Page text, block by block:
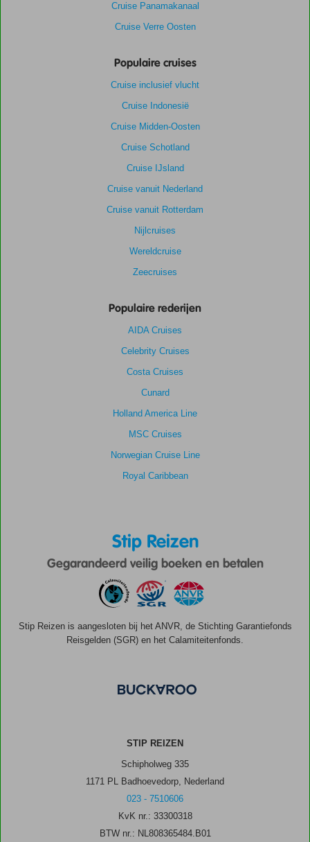
Cruise Panamakanaal
Cruise Verre Oosten
Populaire cruises
Cruise inclusief vlucht
Cruise Indonesië
Cruise Midden-Oosten
Cruise Schotland
Cruise IJsland
Cruise vanuit Nederland
Cruise vanuit Rotterdam
Nijlcruises
Wereldcruise
Zeecruises
Populaire rederijen
AIDA Cruises
Celebrity Cruises
Costa Cruises
Cunard
Holland America Line
MSC Cruises
Norwegian Cruise Line
Royal Caribbean
Stip Reizen
Gegarandeerd veilig boeken en betalen
Stip Reizen is aangesloten bij het ANVR, de Stichting Garantiefonds
Reisgelden (SGR) en het Calamiteitenfonds.
STIP REIZEN
Schipholweg 335
1171 PL Badhoevedorp, Nederland
023 - 7510606
KvK nr.: 33300318
BTW nr.: NL808365484.B01